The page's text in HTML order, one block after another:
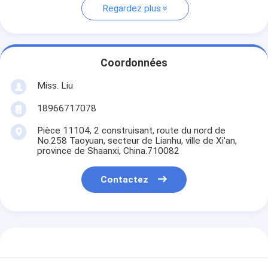
Regardez plus
Coordonnées
Miss. Liu
18966717078
Pièce 11104, 2 construisant, route du nord de
No.258 Taoyuan, secteur de Lianhu, ville de Xi'an,
province de Shaanxi, China.710082
Contactez